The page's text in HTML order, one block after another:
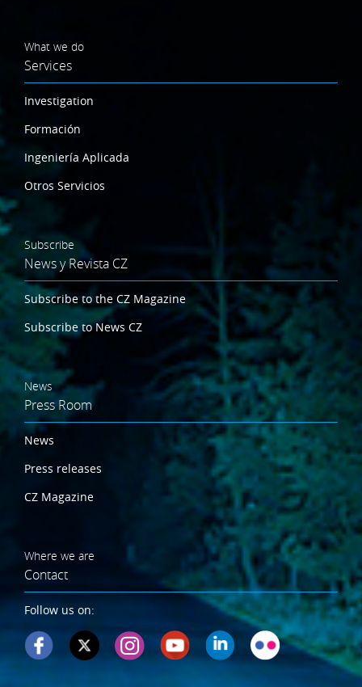
What we do
Services
Investigation
Formación
Ingeniería Aplicada
Otros Servicios
Subscribe
News y Revista CZ
Subscribe to the CZ Magazine
Subscribe to News CZ
News
Press Room
News
Press releases
CZ Magazine
Where we are
Contact
Follow us on: